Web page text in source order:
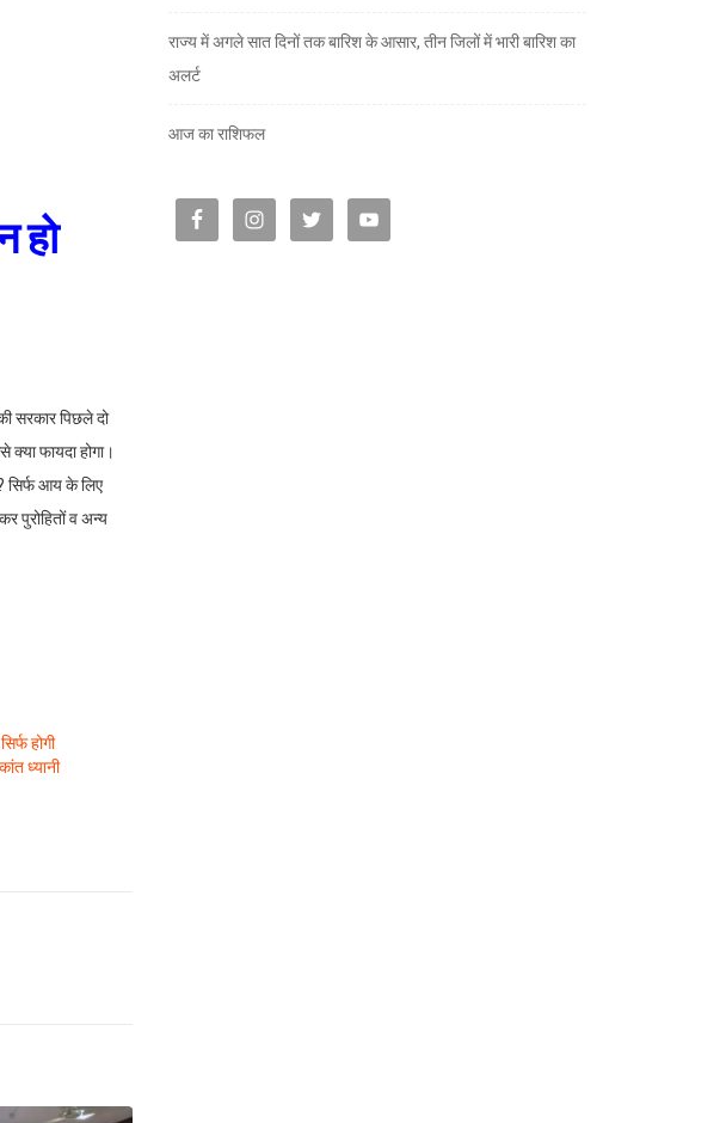
हो
सरकार पिछले दो
फायदा होगा।
सिर्फ आय के लिए
पुरोहितों व अन्य
होगी
ध्यानी
राज्य में अगले सात दिनों तक बारिश के आसार, तीन जिलों में भारी बारिश का
अलर्ट
आज का राशिफल